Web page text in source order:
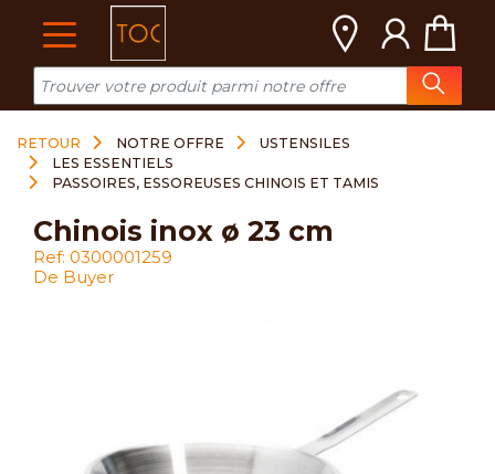
RETOUR NOTRE OFFRE
USTENSILES
LES ESSENTIELS
PASSOIRES, ESSOREUSES CHINOIS ET TAMIS
chinois inox ø 23 cm
Ref: 0300001259
De Buyer
Cookies management panel